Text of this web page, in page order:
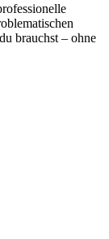
brauchst – ohne